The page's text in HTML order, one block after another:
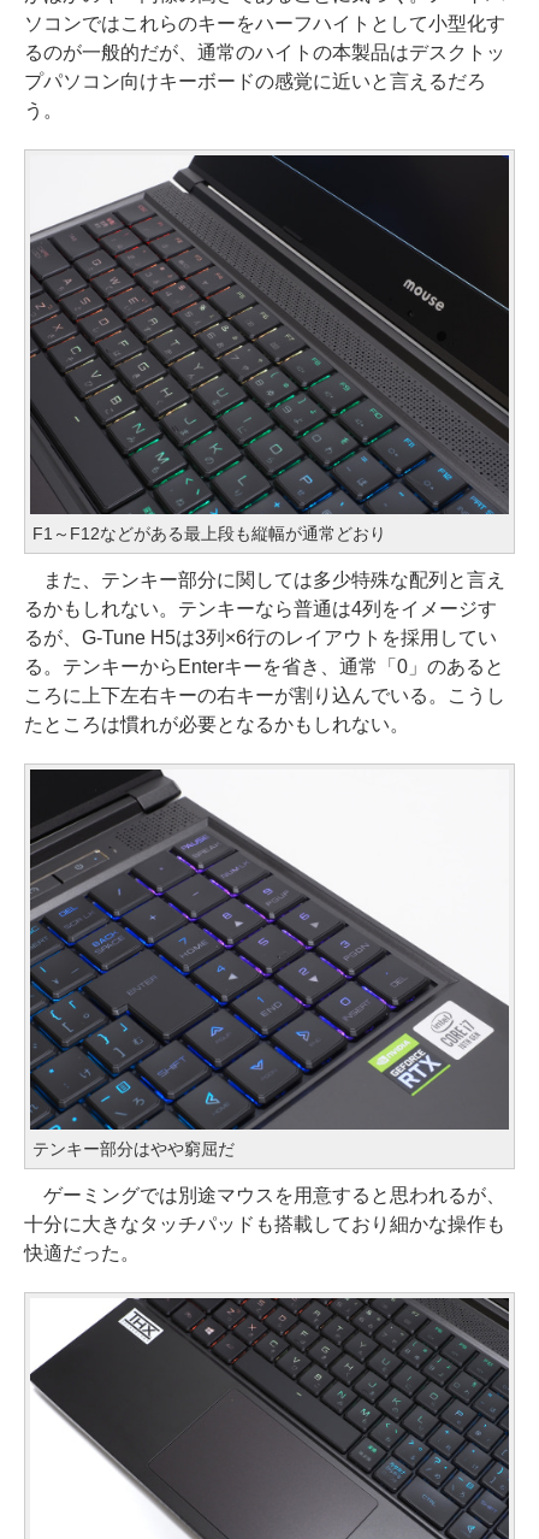
ソコンではこれらのキーをハーフハイトとして小型化す
るのが一般的だが、通常のハイトの本製品はデスクトッ
プパソコン向けキーボードの感覚に近いと言えるだろ
う。
F1～F12などがある最上段も縦幅が通常どおり
また、テンキー部分に関しては多少特殊な配列と言え
るかもしれない。テンキーなら普通は4列をイメージす
るが、G-Tune H5は3列×6行のレイアウトを採用してい
る。テンキーからEnterキーを省き、通常「0」のあると
ころに上下左右キーの右キーが割り込んでいる。こうし
たところは慣れが必要となるかもしれない。
テンキー部分はやや窮屈だ
ゲーミングでは別途マウスを用意すると思われるが、
十分に大きなタッチパッドも搭載しており細かな操作も
快適だった。